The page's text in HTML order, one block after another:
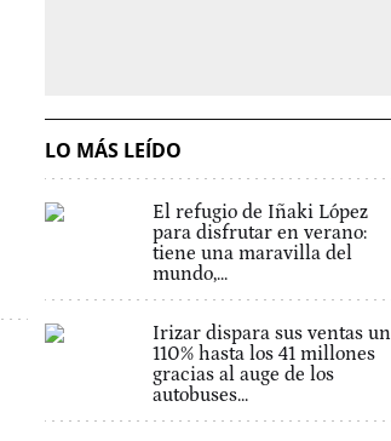
LO MÁS LEÍDO
El refugio de Iñaki López
para disfrutar en verano:
tiene una maravilla del
mundo,...
Irizar dispara sus ventas un
110% hasta los 41 millones
gracias al auge de los
autobuses...